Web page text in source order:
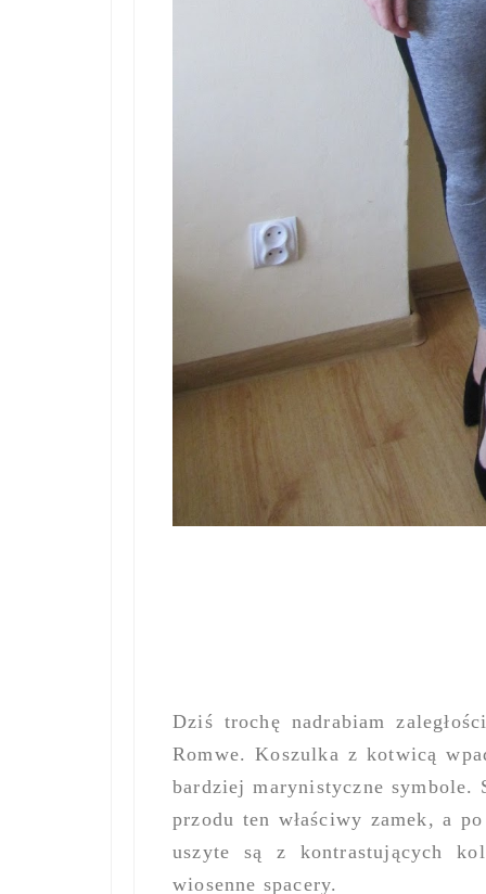
Dziś trochę nadrabiam
Romwe. Koszulka z kotwicą
bardziej marynistyczne
przodu ten właściwy zamek, a
uszyte są z kontrastujących
wiosenne spacery.